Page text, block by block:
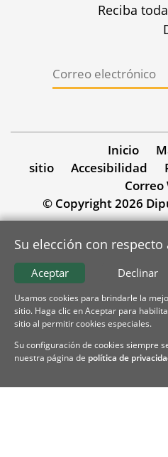
Reciba
Inicio
sitio
Accesibilidad
Correo
© Copyright 2026
Su elección con respecto
Declinar
Aceptar
Usamos cookies para brindarle la
sitio. Haga clic en Aceptar para
sitio al permitir cookies especiales.
Su configuración de cookies siempre
nuestra página de política de